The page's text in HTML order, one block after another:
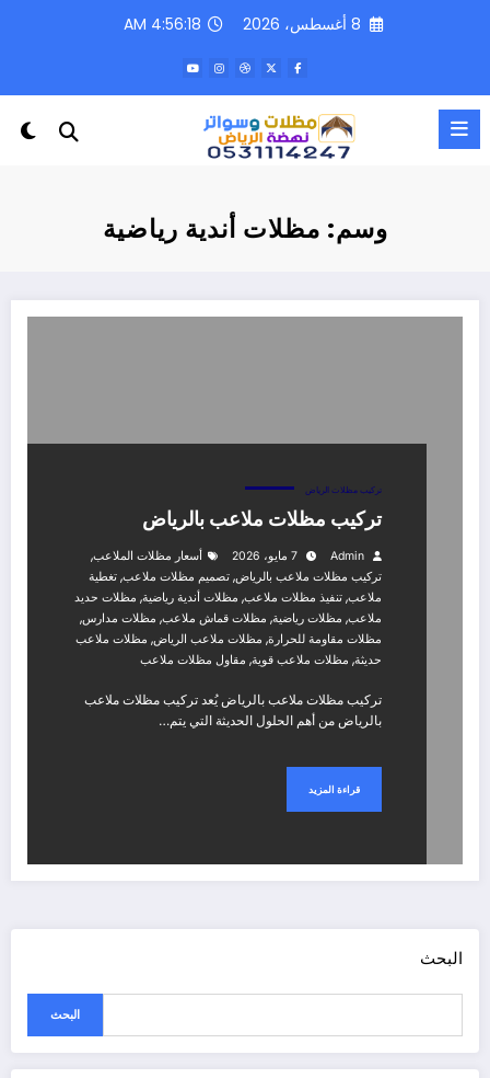
8 أغسطس، 2026 4:56:19 AM
وسم: مظلات أندية رياضية
تركيب مظلات الرياض
تركيب مظلات ملاعب بالرياض
Admin 7 مايو، 2026 أسعار مظلات الملاعب,
تركيب مظلات ملاعب بالرياض, تصميم مظلات ملاعب, تغطية
ملاعب, تنفيذ مظلات ملاعب, مظلات أندية رياضية, مظلات حديد
ملاعب, مظلات رياضية, مظلات قماش ملاعب, مظلات مدارس,
مظلات مقاومة للحرارة, مظلات ملاعب الرياض, مظلات ملاعب
حديثة, مظلات ملاعب قوية, مقاول مظلات ملاعب
تركيب مظلات ملاعب بالرياض يُعد تركيب مظلات ملاعب
بالرياض من أهم الحلول الحديثة التي يتم…
قراءة المزيد
البحث
البحث